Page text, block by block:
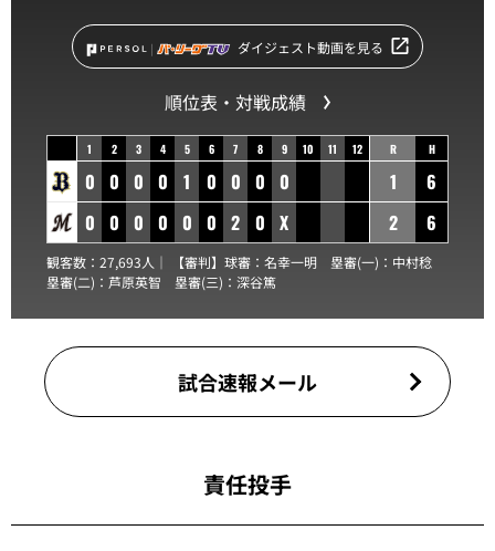
ダイジェスト動画を見る
順位表・対戦成績
1 2 3 4 5 6 7 8 9 10 11 12
0 0 0 0 1 0 0 0 0
0 0 0 0 0 0 2 0 X
R H
1
6
2
6
観客数：27,693人｜ 【審判】球審： 名幸一明 塁審(一)： 中村稔
塁審(二)： 芦原英智 塁審(三)： 深谷篤
試合速報メール
責任投手